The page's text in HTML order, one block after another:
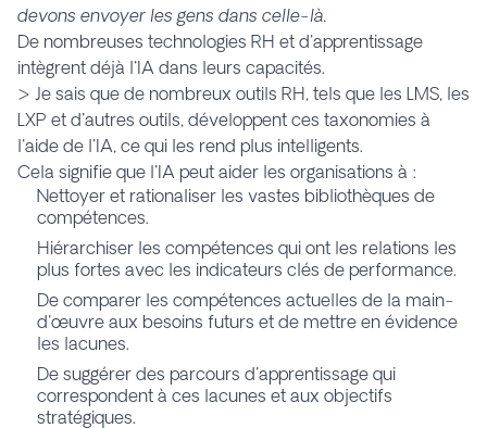
devons envoyer les gens dans celle-là.
De nombreuses technologies RH et d'apprentissage
intègrent déjà l'IA dans leurs capacités.
> Je sais que de nombreux outils RH, tels que les LMS, les
LXP et d'autres outils, développent ces taxonomies à
l'aide de l'IA, ce qui les rend plus intelligents.
Cela signifie que l'IA peut aider les organisations à :
Nettoyer et rationaliser les vastes bibliothèques de
compétences.
Hiérarchiser les compétences qui ont les relations les
plus fortes avec les indicateurs clés de performance.
De comparer les compétences actuelles de la main-
d'œuvre aux besoins futurs et de mettre en évidence
les lacunes.
De suggérer des parcours d'apprentissage qui
correspondent à ces lacunes et aux objectifs
stratégiques.